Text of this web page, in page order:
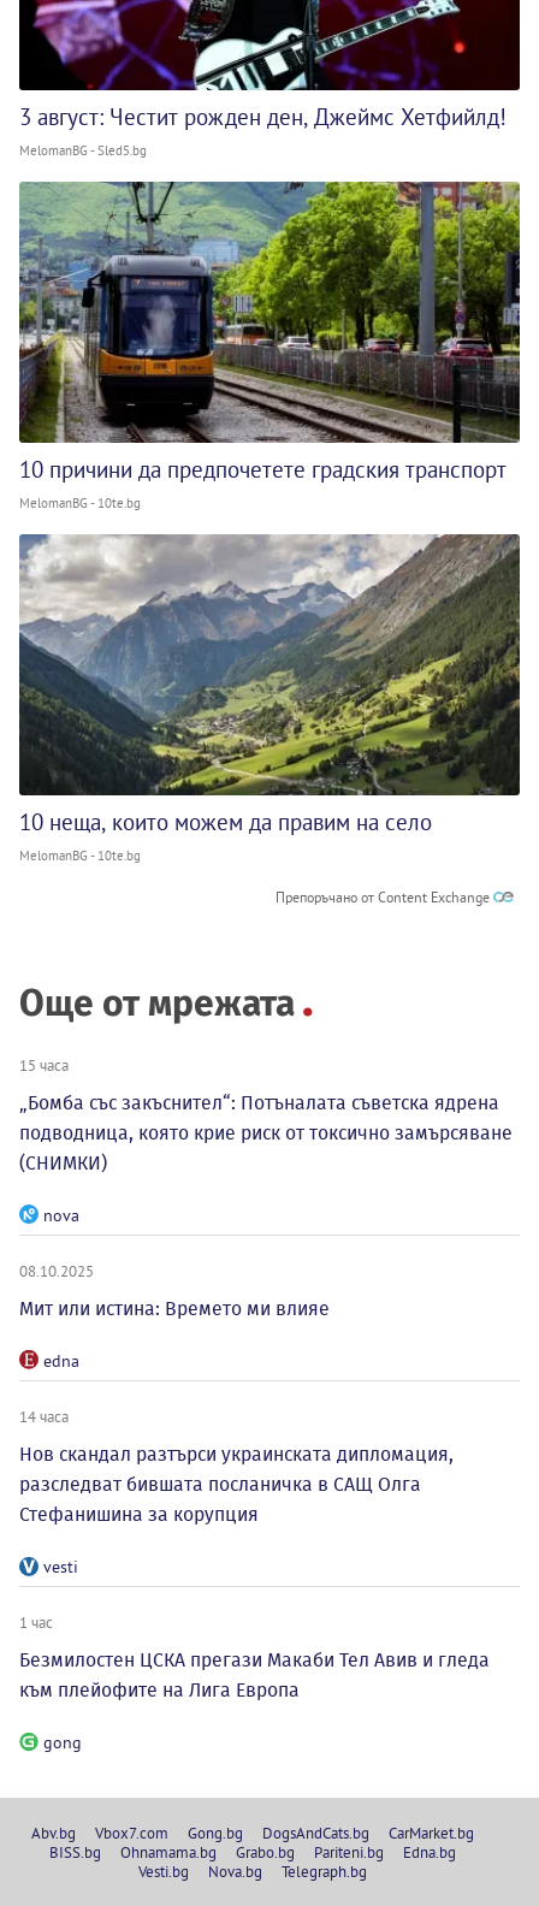
3 август: Честит рожден ден, Джеймс Хетфийлд!
MelomanBG - Sled5.bg
10 причини да предпочетете градския транспорт
MelomanBG - 10te.bg
10 неща, които можем да правим на село
MelomanBG - 10te.bg
Препоръчано от Content Exchange
Още от мрежата
15 часа
„Бомба със закъснител“: Потъналата съветска ядрена
подводница, която крие риск от токсично замърсяване
(СНИМКИ)
nova
08.10.2025
Мит или истина: Времето ми влияе
edna
14 часа
Нов скандал разтърси украинската дипломация,
разследват бившата посланичка в САЩ Олга
Стефанишина за корупция
vesti
1 час
Безмилостен ЦСКА прегази Макаби Тел Авив и гледа
към плейофите на Лига Европа
gong
Abv.bg Vbox7.com Gong.bg DogsAndCats.bg
CarMarket.bg
BISS.bg
Ohnamama.bg Grabo.bg Pariteni.bg
Edna.bg
Vesti.bg
Nova.bg Telegraph.bg